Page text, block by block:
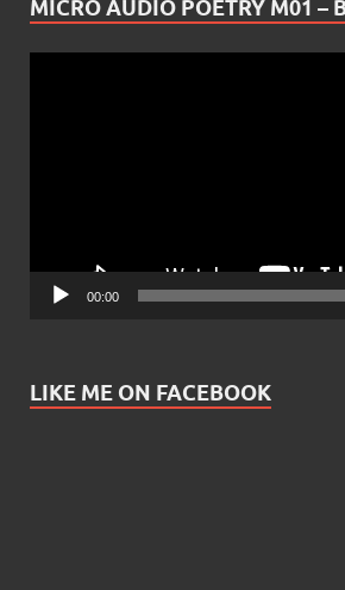
MICRO AUDIO POETRY M01 –
00:00
LIKE ME ON FACEBOOK